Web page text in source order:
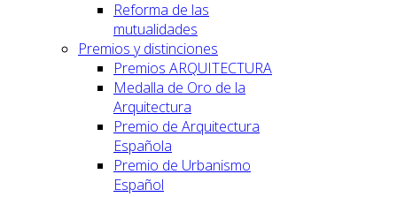
Reforma de las
mutualidades
Premios y distinciones
Premios ARQUITECTURA
Medalla de Oro de la
Arquitectura
Premio de Arquitectura
Española
Premio de Urbanismo
Español